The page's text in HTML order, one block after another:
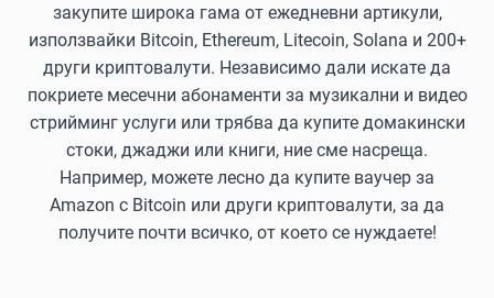
закупите широка гама от ежедневни артикули,
използвайки Bitcoin, Ethereum, Litecoin, Solana и 200+
други криптовалути. Независимо дали искате да
покриете месечни абонаменти за музикални и видео
стрийминг услуги или трябва да купите домакински
стоки, джаджи или книги, ние сме насреща.
Например, можете лесно да купите ваучер за
Amazon с Bitcoin или други криптовалути, за да
получите почти всичко, от което се нуждаете!